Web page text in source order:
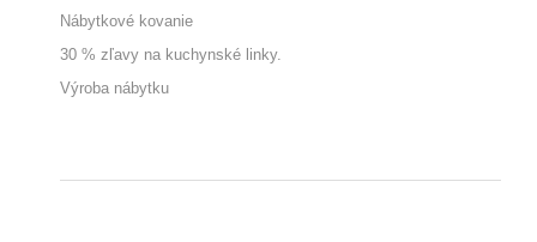
Nábytkové kovanie
30 % zľavy na kuchynské linky.
Výroba nábytku